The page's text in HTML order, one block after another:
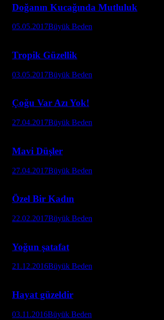
Doğanın Kucağında Mutluluk
05.05.2017Büyük Beden
Tropik Güzellik
03.05.2017Büyük Beden
Çoğu Var Azı Yok!
27.04.2017Büyük Beden
Mavi Düşler
27.04.2017Büyük Beden
Özel Bir Kadın
22.02.2017Büyük Beden
Yoğun şatafat
21.12.2016Büyük Beden
Hayat güzeldir
03.11.2016Büyük Beden